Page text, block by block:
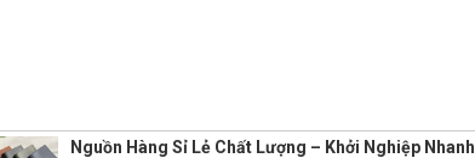
Nguồn Hàng Sỉ Lẻ Chất Lượng – Khởi Nghiệp Nhanh